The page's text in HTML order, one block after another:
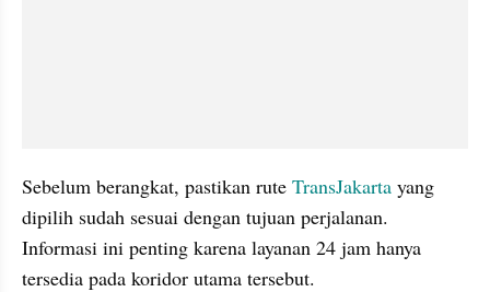
Sebelum berangkat, pastikan rute TransJakarta yang
dipilih sudah sesuai dengan tujuan perjalanan.
Informasi ini penting karena layanan 24 jam hanya
tersedia pada koridor utama tersebut.